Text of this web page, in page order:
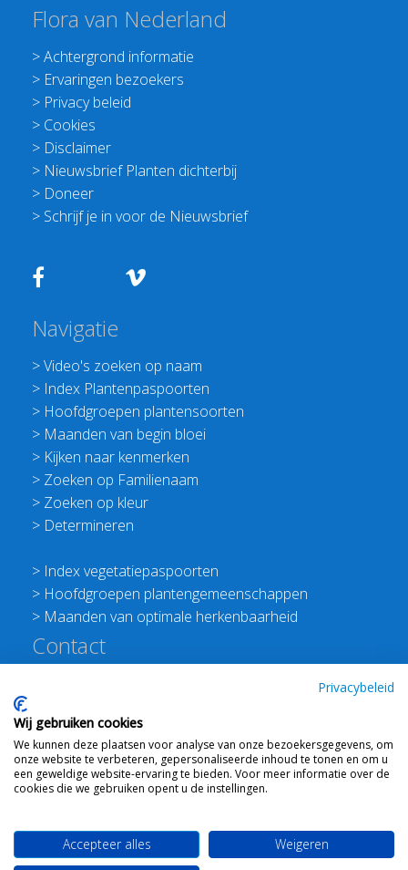
Flora van Nederland
>Achtergrond informatie
> Ervaringen bezoekers
> Privacy beleid
> Cookies
> Disclaimer
> Nieuwsbrief Planten dichterbij
> Doneer
> Schrijf je in voor de Nieuwsbrief
Navigatie
>Video's zoeken op naam
> Index Plantenpaspoorten
> Hoofdgroepen plantensoorten
> Maanden van begin bloei
> Kijken naar kenmerken
> Zoeken op Familienaam
> Zoeken op kleur
> Determineren
> Index vegetatiepaspoorten
> Hoofdgroepen plantengemeenschappen
> Maanden van optimale herkenbaarheid
Contact
E:info@floravannederland.nl
Plein 1992 70F 6221JP Maastricht
T: 06 41237586
KVK: 76114821 btw: NL860512289B01
Privacybeleid
Wij gebruiken cookies
We kunnen deze plaatsen voor analyse van onze bezoekersgegevens, om
onze website te verbeteren, gepersonaliseerde inhoud te tonen en om u
een geweldige website-ervaring te bieden. Voor meer informatie over de
cookies die we gebruiken opent u de instellingen.
Accepteer alles Weigeren